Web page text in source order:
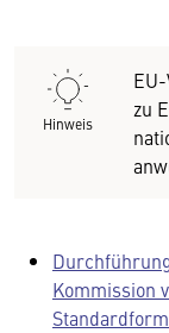
Hinweis
zu
Kommission